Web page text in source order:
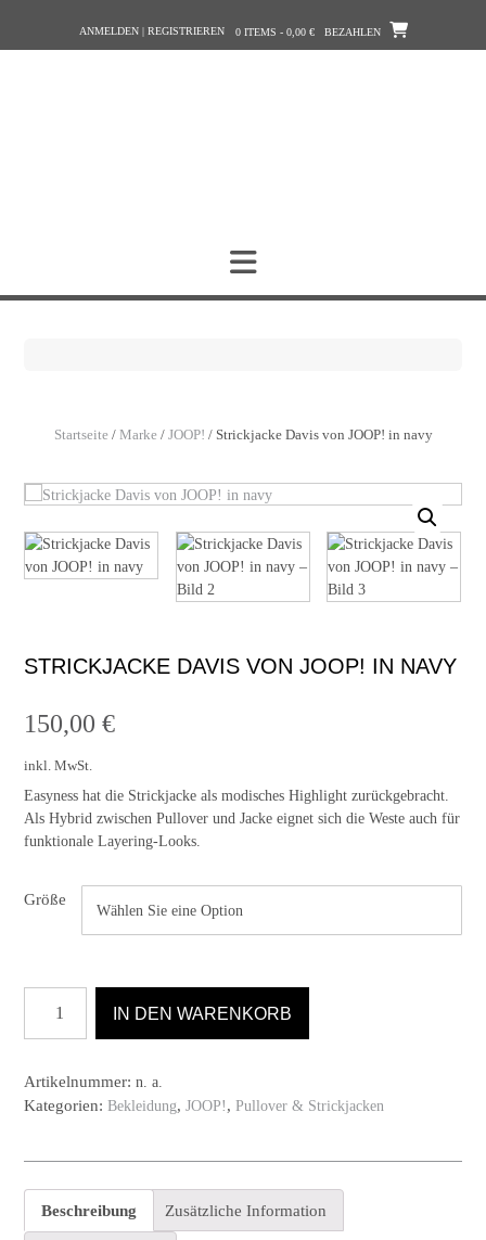
ANMELDEN | REGISTRIEREN 0 ITEMS - 0,00 € BEZAHLEN
Startseite / Marke / JOOP! / Strickjacke Davis von JOOP! in navy
STRICKJACKE DAVIS VON JOOP! IN NAVY
150,00 €
inkl. MwSt.
Easyness hat die Strickjacke als modisches Highlight zurückgebracht.
Als Hybrid zwischen Pullover und Jacke eignet sich die Weste auch für
funktionale Layering-Looks.
Größe
Davis
von
in
navy
IN DEN WARENKORB
Artikelnummer: n. a.
Kategorien: Bekleidung, JOOP! , Pullover & Strickjacken
Beschreibung Zusätzliche Information